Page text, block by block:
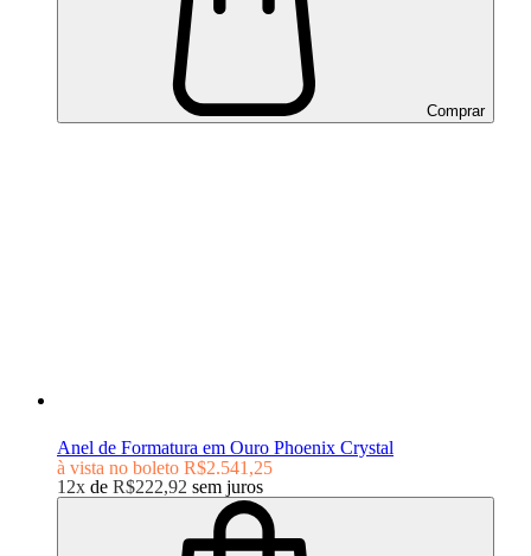
Comprar
Anel de Formatura em Ouro Phoenix Crystal
à vista no boleto R$2.541,25
12x de R$222,92 sem juros